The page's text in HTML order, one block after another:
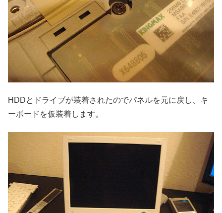
HDDとドライブが装着されたのでパネルを元に戻し、キ
ーボードを仮装着します。